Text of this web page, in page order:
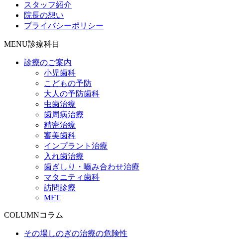
スタッフ紹介
院長の想い
プライバシーポリシー
MENU診療科目
診療のご案内
小児歯科
こどもの予防
大人の予防歯科
虫歯治療
歯周病治療
精密治療
審美歯科
インプラント治療
入れ歯治療
歯ぎしり・嚙み合わせ治療
マタニティ歯科
訪問診療
MFT
COLUMNコラム
その場しのぎの治療の危険性